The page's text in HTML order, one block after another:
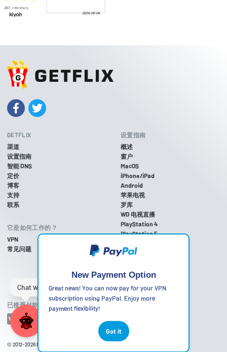
GETFLIX
渠道
设置指南
智能 DNS
定价
博客
支持
联系
它是如何工作的？
VPN
常见问题
设置指南
概述
窗户
MacOS
iPhone/iPad
Android
苹果电视
罗库
WD 电视直播
PlayStation 4
PlayStation 5
Xbox One
任天堂Wii U
任天堂Wii
已接受付款方式
© 2012-2026Getflix
New Payment Option
Great news! You can now pay for your VPN
subscription using PayPal. Enjoy more
payment flexibility!
Got it